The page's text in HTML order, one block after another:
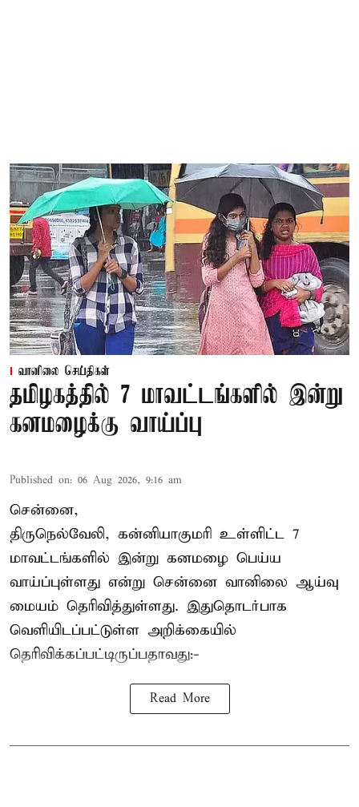
வானிலை செய்திகள்
தமிழகத்தில் 7 மாவட்டங்களில் இன்று
கனமழைக்கு வாய்ப்பு
Published on: 06 Aug 2026, 9:16 am
சென்னை,
திருநெல்வேலி, கன்னியாகுமரி உள்ளிட்ட 7
மாவட்டங்களில் இன்று கனமழை பெய்ய
வாய்ப்புள்ளது என்று சென்னை வானிலை ஆய்வு
மையம் தெரிவித்துள்ளது. இதுதொடர்பாக
வெளியிடப்பட்டுள்ள அறிக்கையில்
தெரிவிக்கப்பட்டிருப்பதாவது:-
Read More